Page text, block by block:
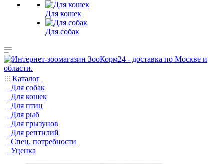
Для кошек
Для собак
Каталог
Для собак
Для кошек
Для птиц
Для рыб
Для грызунов
Для рептилий
Спец. потребности
Уценка